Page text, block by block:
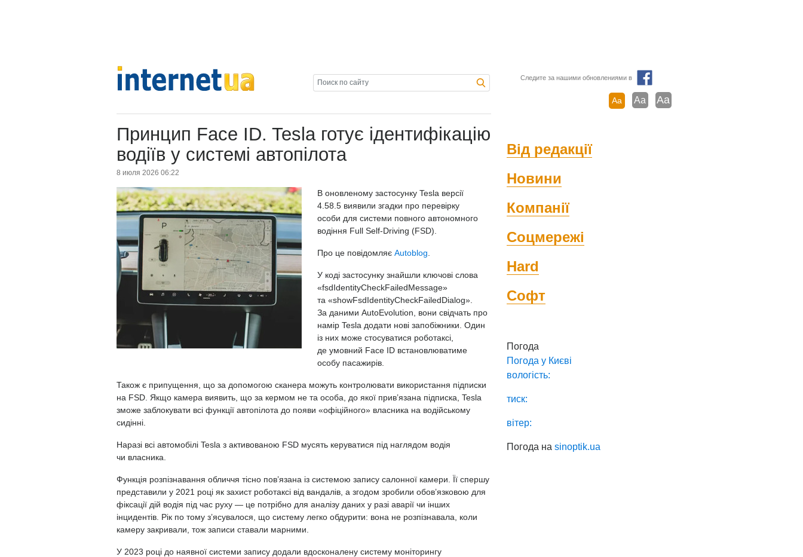
Следите за нашими обновлениями в
Aa Aa Aa
Принцип Face ID. Tesla готує ідентифікацію
водіїв у системі автопілота
8 июля 2026 06:22
В оновленому застосунку Tesla версії
4.58.5 виявили згадки про перевірку
особи для системи повного автономного
водіння Full Self-Driving (FSD).
Про це повідомляє Autoblog
У коді застосунку знайшли ключові слова
«fsdIdentityCheckFailedMessage»
та «showFsdIdentityCheckFailedDialog».
За даними AutoEvolution, вони свідчать про
намір Tesla додати нові запобіжники. Один
із них може стосуватися роботаксі,
де умовний Face ID встановлюватиме
особу пасажирів.
Також є припущення, що за допомогою сканера можуть контролювати використання підписки
на FSD. Якщо камера виявить, що за кермом не та особа, до якої прив’язана підписка, Tesla
зможе заблокувати всі функції автопілота до появи «офіційного» власника на водійському
сидінні.
Наразі всі автомобілі Tesla з активованою FSD мусять керуватися під наглядом водія
чи власника.
Функція розпізнавання обличчя тісно пов’язана із системою запису салонної камери. Її спершу
представили у 2021 році як захист роботаксі від вандалів, а згодом зробили обов’язковою для
фіксації дій водія під час руху — це потрібно для аналізу даних у разі аварії чи інших
інцидентів. Рік по тому з’ясувалося, що систему легко обдурити: вона не розпізнавала, коли
камеру закривали, тож записи ставали марними.
У 2023 році до наявної системи запису додали вдосконалену систему моніторингу
Від редакції
Новини
Компанії
Соцмережі
Hard
Софт
Погода
Погода у Києві
вологість:
тиск:
вітер:
Погода наsinoptik.ua